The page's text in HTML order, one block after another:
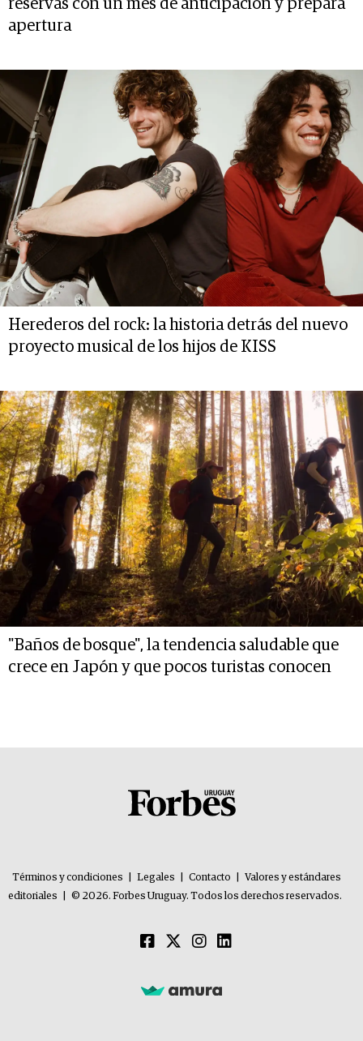
reservas con un mes de anticipación y prepara
apertura
Herederos del rock: la historia detrás del nuevo
proyecto musical de los hijos de KISS
"Baños de bosque", la tendencia saludable que
crece en Japón y que pocos turistas conocen
Términos y condiciones Legales Contacto
Valores y estándares
editoriales
© 2026. Forbes Uruguay. Todos los derechos reservados.